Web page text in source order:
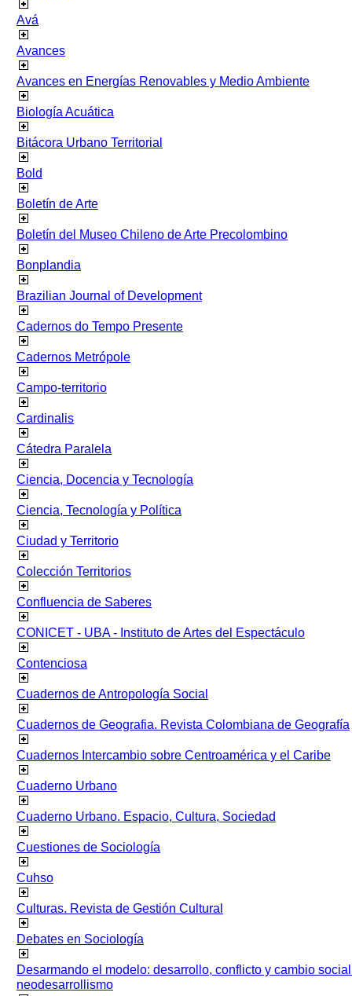
Avá
Avances
Avances en Energías Renovables y Medio Ambiente
Biología Acuática
Bitácora Urbano Territorial
Bold
Boletín de Arte
Boletín del Museo Chileno de Arte Precolombino
Bonplandia
Brazilian Journal of Development
Cadernos do Tempo Presente
Cadernos Metrópole
Campo-territorio
Cardinalis
Cátedra Paralela
Ciencia, Docencia y Tecnología
Ciencia, Tecnología y Política
Ciudad y Territorio
Colección Territorios
Confluencia de Saberes
CONICET - UBA - Instituto de Artes del Espectáculo
Contenciosa
Cuadernos de Antropología Social
Cuadernos de Geografia. Revista Colombiana de Geografía
Cuadernos Intercambio sobre Centroamérica y el Caribe
Cuaderno Urbano
Cuaderno Urbano. Espacio, Cultura, Sociedad
Cuestiones de Sociología
Cuhso
Culturas. Revista de Gestión Cultural
Debates en Sociología
Desarmando el modelo: desarrollo, conflicto y cambio
neodesarrollismo